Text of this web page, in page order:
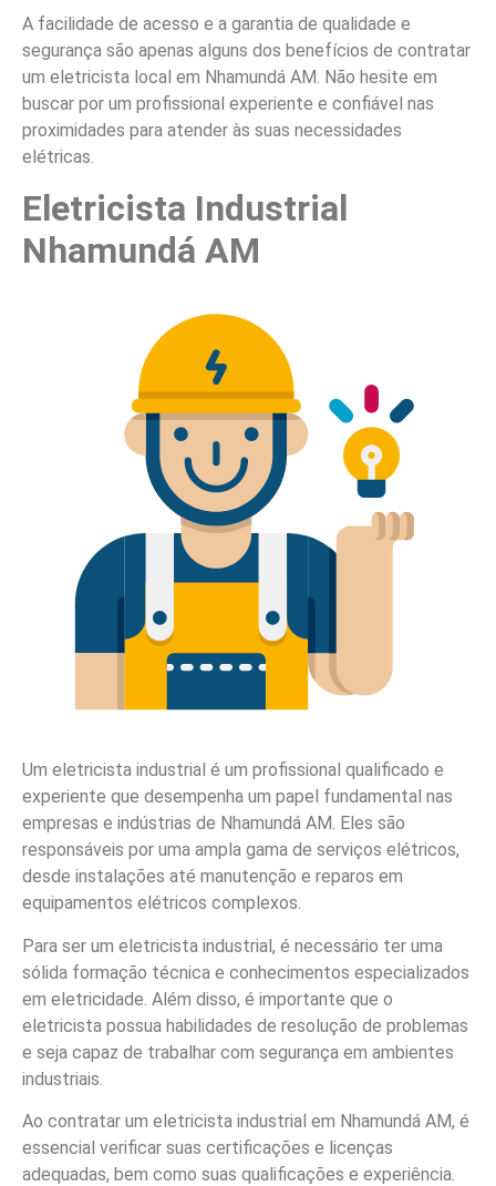
A facilidade de acesso e a garantia de qualidade e
segurança são apenas alguns dos benefícios de contratar
um eletricista local em Nhamundá AM. Não hesite em
buscar por um profissional experiente e confiável nas
proximidades para atender às suas necessidades
elétricas.
Eletricista Industrial
Nhamundá AM
Um eletricista industrial é um profissional qualificado e
experiente que desempenha um papel fundamental nas
empresas e indústrias de Nhamundá AM. Eles são
responsáveis por uma ampla gama de serviços elétricos,
desde instalações até manutenção e reparos em
equipamentos elétricos complexos.
Para ser um eletricista industrial, é necessário ter uma
sólida formação técnica e conhecimentos especializados
em eletricidade. Além disso, é importante que o
eletricista possua habilidades de resolução de problemas
e seja capaz de trabalhar com segurança em ambientes
industriais.
Ao contratar um eletricista industrial em Nhamundá AM, é
essencial verificar suas certificações e licenças
adequadas, bem como suas qualificações e experiência.